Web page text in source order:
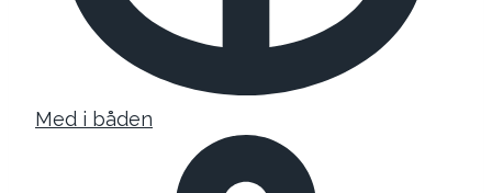
Med i båden